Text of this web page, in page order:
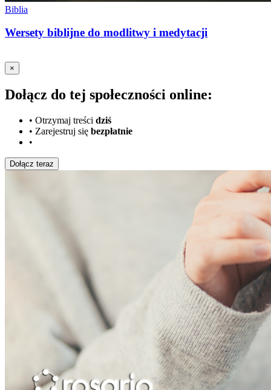
Biblia
Wersety biblijne do modlitwy i medytacji
×
Dołącz do tej społeczności online:
• Otrzymaj treści dziś
• Zarejestruj się bezpłatnie
•
Dołącz teraz